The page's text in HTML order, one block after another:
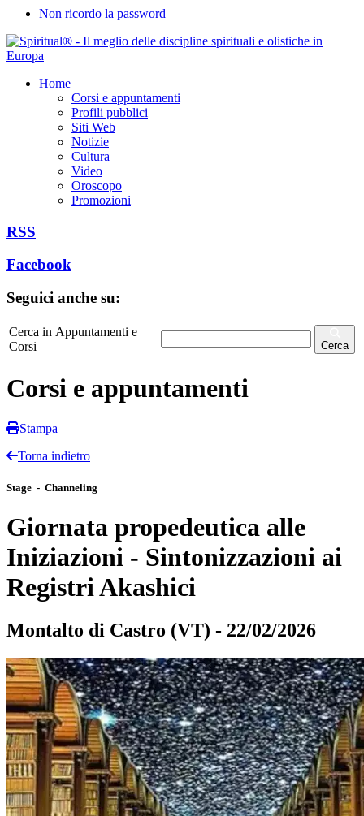
Non ricordo la password
Home
Corsi e appuntamenti
Profili pubblici
Siti Web
Notizie
Cultura
Video
Oroscopo
Promozioni
RSS
Facebook
Seguici anche su:
Cerca in Appuntamenti e
Corsi
Cerca
Corsi e appuntamenti
Stampa
Torna indietro
Stage - Channeling
Giornata propedeutica alle
Iniziazioni - Sintonizzazioni ai
Registri Akashici
Montalto di Castro (VT) - 22/02/2026